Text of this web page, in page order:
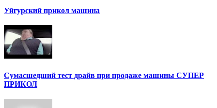
Уйгурский прикол машина
Сумасшедший тест драйв при продаже машины СУПЕР
ПРИКОЛ